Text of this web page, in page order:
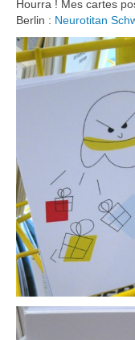
Hourra ! Mes cartes
Berlin : Neurotitan